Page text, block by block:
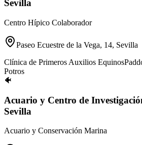
Sevilla
Centro Hípico Colaborador
Paseo Ecuestre de la Vega, 14, Sevilla
Clínica de Primeros Auxilios Equinos
Potros
🐠
Acuario y Centro de
Sevilla
Acuario y Conservación Marina